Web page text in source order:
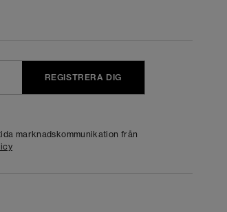
REGISTRERA DIG
marknadskommunikation från